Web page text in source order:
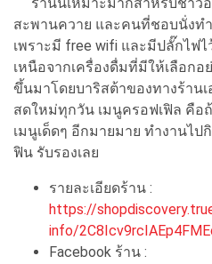
ร้านนี้เหมาะมากสำหรับชาว
สะพานควาย และคนที่ชอบนั่งท
เพราะมี free wifi และมีปลั๊กไฟ
เหนือจากเครื่องดื่มที่มีให้เลือกอ
ขึ้นมาโดยบาริสต้าของทางร้าน
สดใหม่ทุกวัน เมนูครอฟเฟิล คือ
เมนูเด็ดๆ อีกมายมาย ทำงานไ
ฟิน รับรองเลย
รายละเอียดร้าน :
https://
info/
Facebook ร้าน :